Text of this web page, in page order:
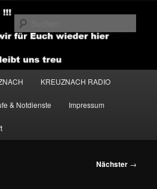
KREUZNACH RADIO
& Notdienste Impressum
Nächster →